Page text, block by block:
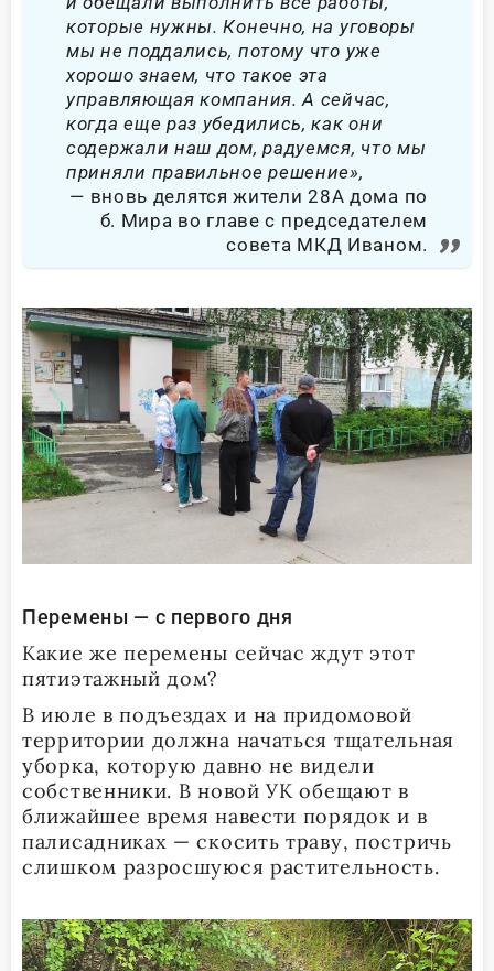
которые нужны. Конечно, на уговоры
мы не поддались, потому что уже
хорошо знаем, что такое эта
управляющая компания. А сейчас,
когда еще раз убедились, как они
содержали наш дом, радуемся, что мы
приняли правильное решение»,
вновь делятся жители 28А дома по
б. Мира во главе с председателем
совета МКД Иваном.
Перемены — с первого дня
Какие же перемены сейчас ждут этот
пятиэтажный дом?
В июле в подъездах и на придомовой
территории должна начаться тщательная
уборка, которую давно не видели
собственники. В новой УК обещают в
ближайшее время навести порядок и в
палисадниках — скосить траву, постричь
слишком разросшуюся растительность.